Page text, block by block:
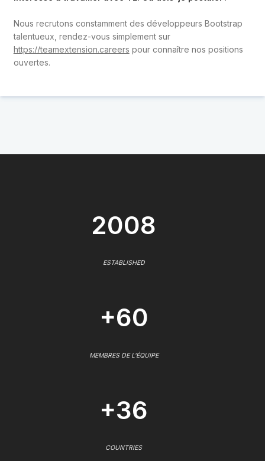
Nous recrutons constamment des développeurs Bootstrap
talentueux, rendez-vous simplement sur
https://teamextension.careers pour connaître nos positions
ouvertes.
2008
ESTABLISHED
+60
MEMBRES DE L'ÉQUIPE
+36
COUNTRIES